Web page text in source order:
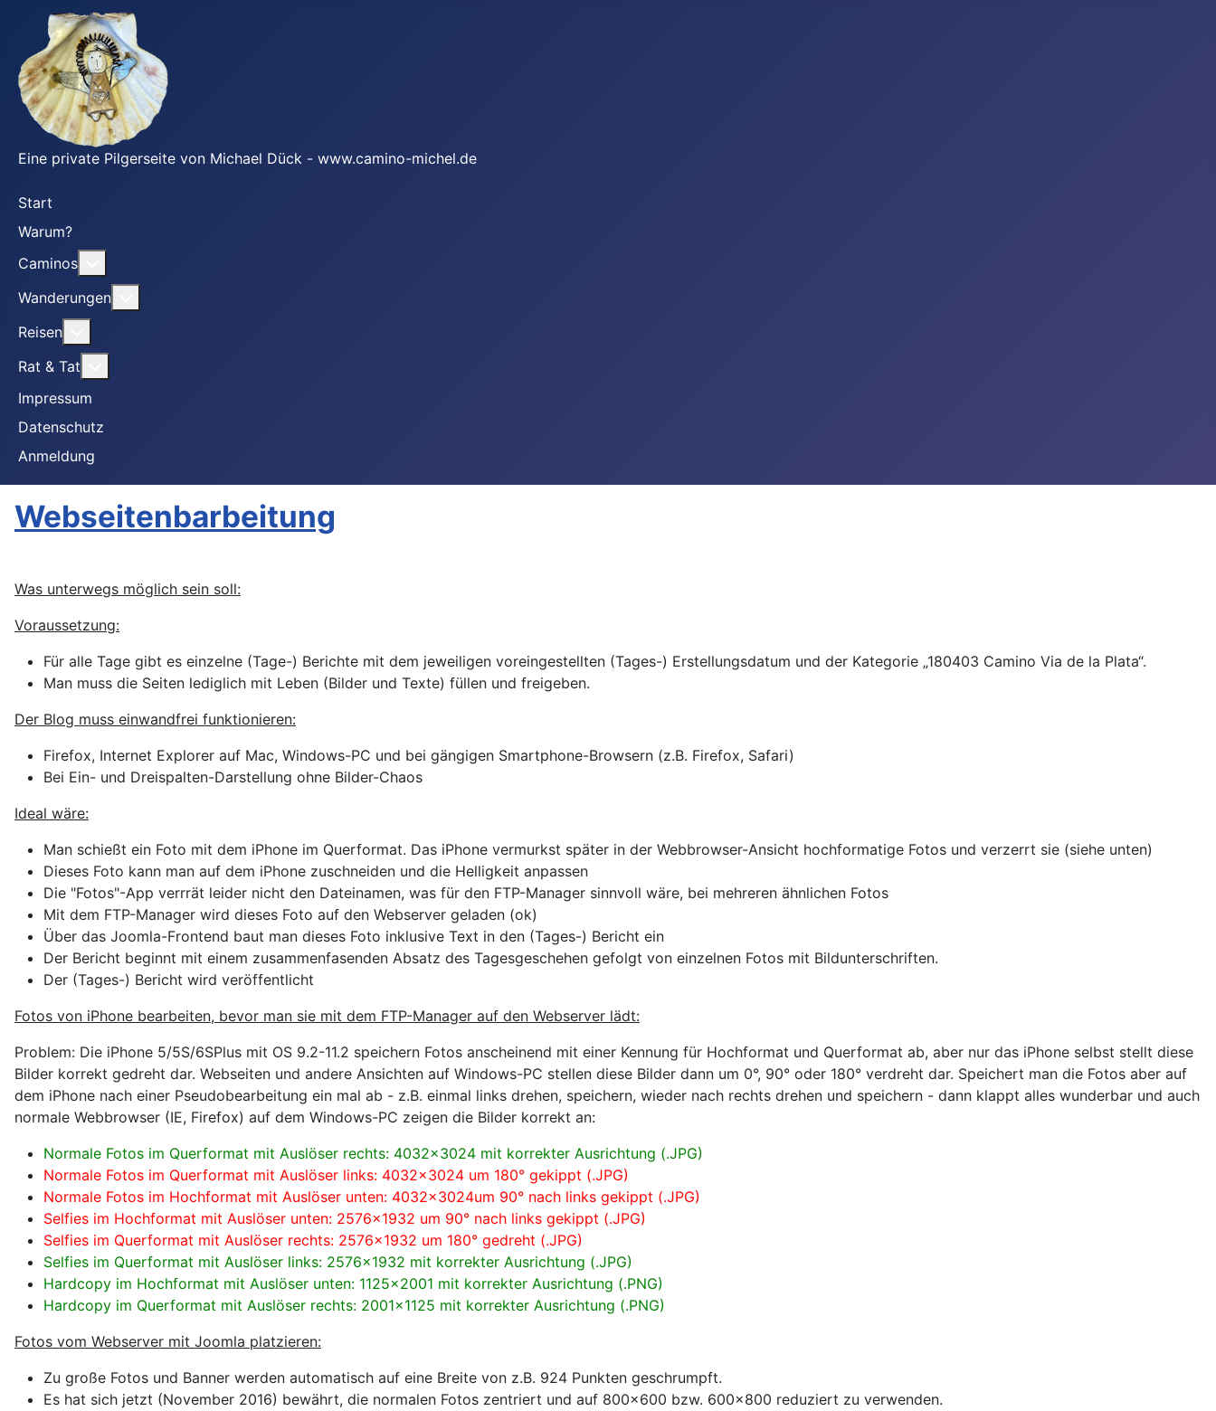
Eine private Pilgerseite von Michael Dück - www.camino-michel.de
Start
Warum?
Caminos
Wanderungen
Reisen
Rat & Tat
Impressum
Datenschutz
Anmeldung
Webseitenbarbeitung
Was unterwegs möglich sein soll:
Voraussetzung:
Für alle Tage gibt es einzelne (Tage-) Berichte mit dem jeweiligen voreingestellten (Tages-) Erstellungsdatum und der Kategorie „180403 Camino Via de la Plata“.
Man muss die Seiten lediglich mit Leben (Bilder und Texte) füllen und freigeben.
Der Blog muss einwandfrei funktionieren:
Firefox, Internet Explorer auf Mac, Windows-PC und bei gängigen Smartphone-Browsern (z.B. Firefox, Safari)
Bei Ein- und Dreispalten-Darstellung ohne Bilder-Chaos
Ideal wäre:
Man schießt ein Foto mit dem iPhone im Querformat. Das iPhone vermurkst später in der Webbrowser-Ansicht hochformatige Fotos und verzerrt sie (siehe unten)
Dieses Foto kann man auf dem iPhone zuschneiden und die Helligkeit anpassen
Die "Fotos"-App verrrät leider nicht den Dateinamen, was für den FTP-Manager sinnvoll wäre, bei mehreren ähnlichen Fotos
Mit dem FTP-Manager wird dieses Foto auf den Webserver geladen (ok)
Über das Joomla-Frontend baut man dieses Foto inklusive Text in den (Tages-) Bericht ein
Der Bericht beginnt mit einem zusammenfasenden Absatz des Tagesgeschehen gefolgt von einzelnen Fotos mit Bildunterschriften.
Der (Tages-) Bericht wird veröffentlicht
Fotos von iPhone bearbeiten, bevor man sie mit dem FTP-Manager auf den Webserver lädt:
Problem: Die iPhone 5/5S/6SPlus mit OS 9.2-11.2 speichern Fotos anscheinend mit einer Kennung für Hochformat und Querformat ab, aber nur das iPhone selbst stellt diese
Bilder korrekt gedreht dar. Webseiten und andere Ansichten auf Windows-PC stellen diese Bilder dann um 0°, 90° oder 180° verdreht dar. Speichert man die Fotos aber auf
dem iPhone nach einer Pseudobearbeitung ein mal ab - z.B. einmal links drehen, speichern, wieder nach rechts drehen und speichern - dann klappt alles wunderbar und auch
normale Webbrowser (IE, Firefox) auf dem Windows-PC zeigen die Bilder korrekt an:
Normale Fotos im Querformat mit Auslöser rechts: 4032x3024 mit korrekter Ausrichtung (.JPG)
Normale Fotos im Querformat mit Auslöser links: 4032x3024 um 180° gekippt (.JPG)
Normale Fotos im Hochformat mit Auslöser unten: 4032x3024um 90° nach links gekippt (.JPG)
Selfies im Hochformat mit Auslöser unten: 2576x1932 um 90° nach links gekippt (.JPG)
Selfies im Querformat mit Auslöser rechts: 2576x1932 um 180° gedreht (.JPG)
Selfies im Querformat mit Auslöser links: 2576x1932 mit korrekter Ausrichtung (.JPG)
Hardcopy im Hochformat mit Auslöser unten: 1125x2001 mit korrekter Ausrichtung (.PNG)
Hardcopy im Querformat mit Auslöser rechts: 2001x1125 mit korrekter Ausrichtung (.PNG)
Fotos vom Webserver mit Joomla platzieren:
Zu große Fotos und Banner werden automatisch auf eine Breite von z.B. 924 Punkten geschrumpft.
Es hat sich jetzt (November 2016) bewährt, die normalen Fotos zentriert und auf 800x600 bzw. 600x800 reduziert zu verwenden.